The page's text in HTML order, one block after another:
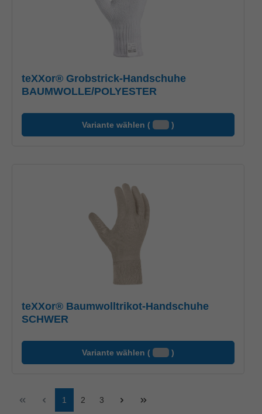
teXXor® Grobstrick-Handschuhe
BAUMWOLLE/POLYESTER
Variante wählen ( )
teXXor® Baumwolltrikot-Handschuhe
SCHWER
Variante wählen ( )
Seite
1 Seite
2 Seite
3